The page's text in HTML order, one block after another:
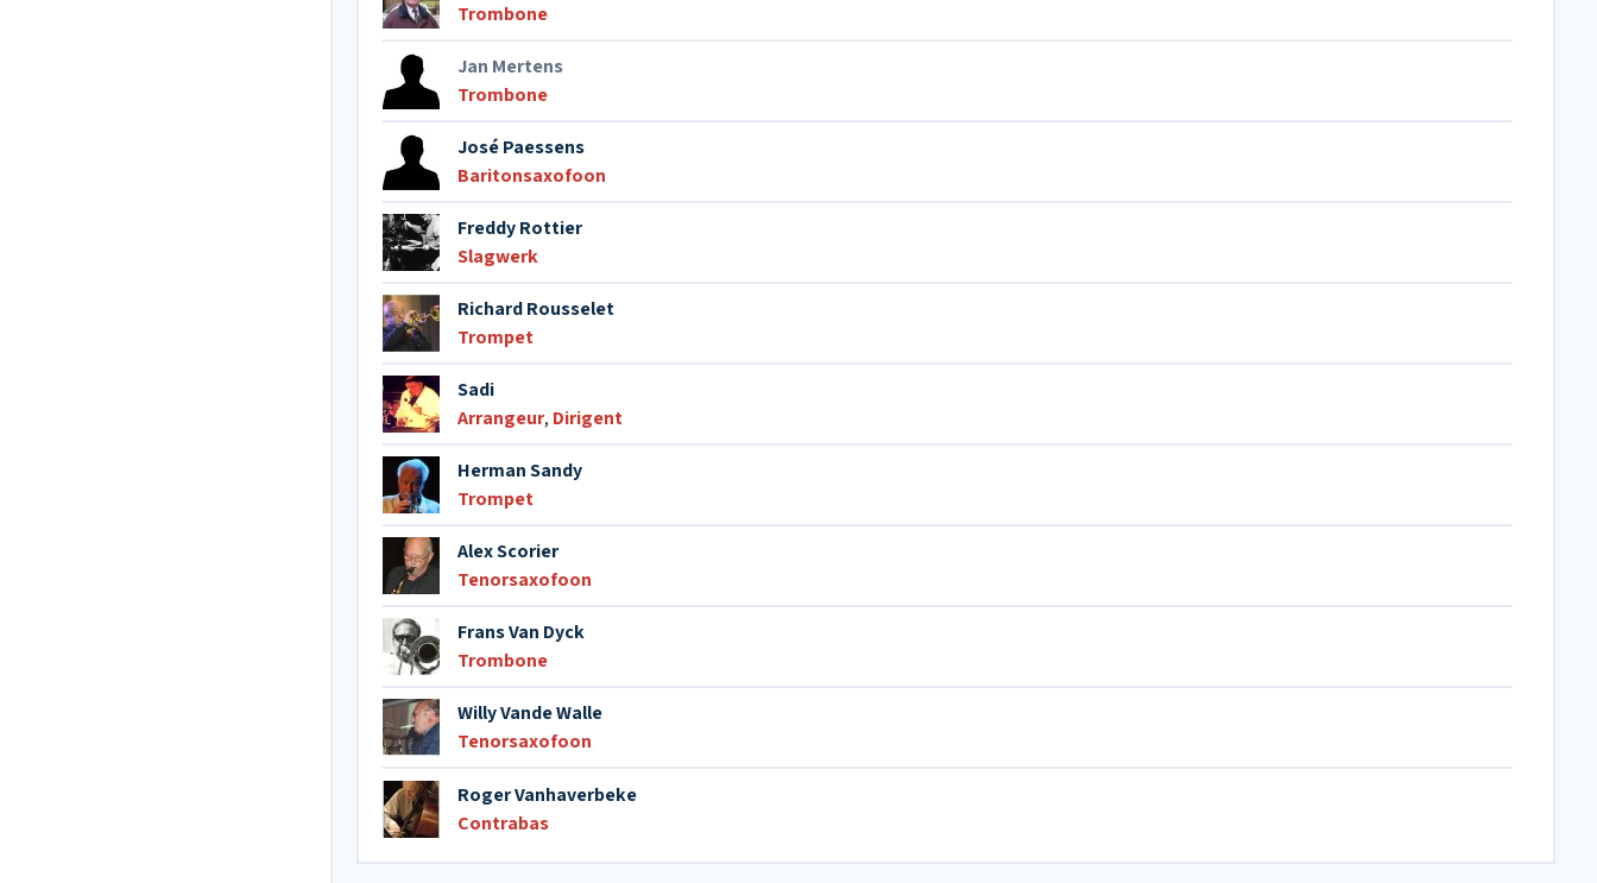
Trombone
Jan Mertens
Trombone
José Paessens
Baritonsaxofoon
Freddy Rottier
Slagwerk
Richard Rousselet
Trompet
Sadi
Arrangeur, Dirigent
Herman Sandy
Trompet
Alex Scorier
Tenorsaxofoon
Frans Van Dyck
Trombone
Willy Vande Walle
Tenorsaxofoon
Roger Vanhaverbeke
Contrabas